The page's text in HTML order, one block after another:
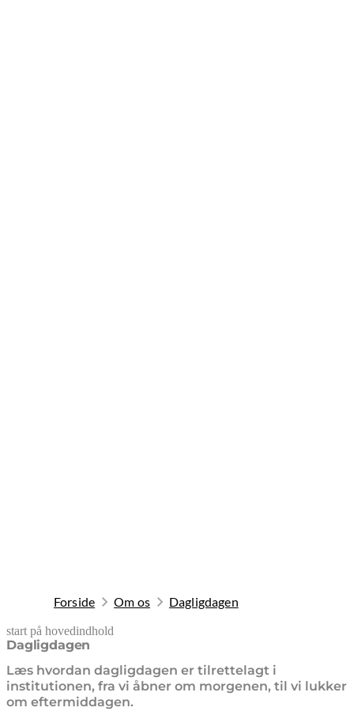
Forside Om os Dagligdagen
start på hovedindhold
Dagligdagen
Læs hvordan dagligdagen er tilrettelagt i
institutionen, fra vi åbner om morgenen, til vi lukker
om eftermiddagen.
senest opdateret 4. august 2026